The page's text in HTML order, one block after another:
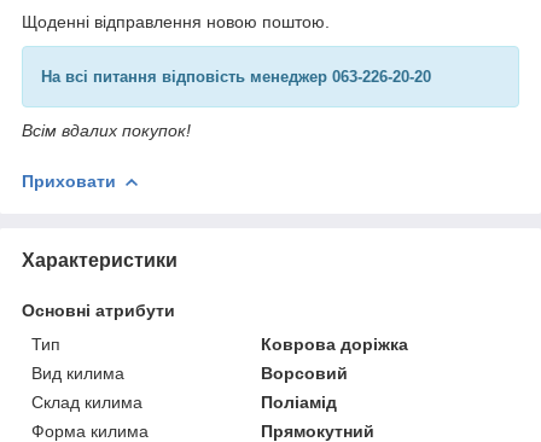
Щоденні відправлення новою поштою.
На всі питання відповість менеджер 063-226-20-20
Всім вдалих покупок!
Приховати
Характеристики
Основні атрибути
Тип
Коврова доріжка
Вид килима
Ворсовий
Склад килима
Поліамід
Форма килима
Прямокутний